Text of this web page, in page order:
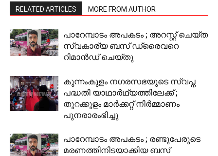
RELATED ARTICLES MORE FROM AUTHOR
പാറേമ്പാടം അപകടം ; അറസ്റ്റ് ചെയ്ത
സ്വകാര്യ ബസ് ഡ്രൈവറെ
റിമാന്‍ഡ് ചെയ്തു
കുന്നംകുളം നഗരസഭയുടെ സ്വപ്ന
പദ്ധതി യാഥാർഥ്യത്തിലേക്ക് ;
തുറക്കുളം മാര്‍ക്കറ്റ് നിര്‍മ്മാണം
പുനരാരംഭിച്ചു
പാറേമ്പാടം അപകടം ; രണ്ടുപേരുടെ
മരണത്തിനിടയാക്കിയ ബസ്